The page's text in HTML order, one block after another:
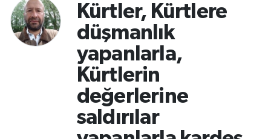
Kürtler, Kürtlere
düşmanlık
yapanlarla,
Kürtlerin
değerlerine
saldırılar
EMEK HABERLERİ
YENİ MEDYADA EMEK
GAZETECİLİĞİNİ GELİŞTİRMEK
FAYDALI BİLGİLER
İstanbul Namaz Vakitleri
Trafik Durumu
Süper Lig Puan Durumu ve Fikstür
Tüm Manşetler